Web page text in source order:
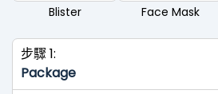
Blister Face Mask
步驟 1:
Package